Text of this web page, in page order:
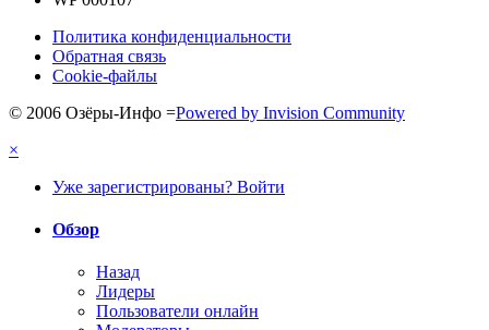
Политика конфиденциальности
Обратная связь
Cookie-файлы
© 2006 Озёры-Инфо =Powered by Invision Community
×
Уже зарегистрированы? Войти
Обзор
Назад
Лидеры
Пользователи онлайн